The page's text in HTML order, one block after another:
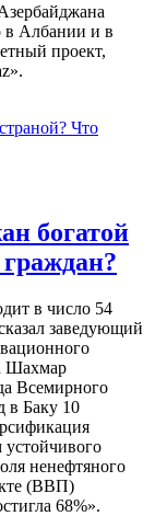
в Албании и в
проект,
богатой
в число 54
заведующий
Шахмар
Всемирного
в Баку 10
ненефтяного
(ВВП)
68%».